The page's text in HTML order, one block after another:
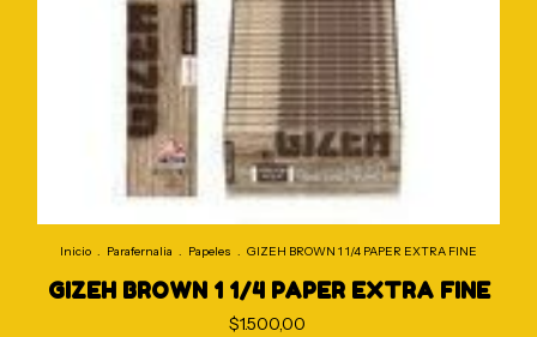
Inicio . Parafernalia . Papeles . GIZEH BROWN 1 1/4 PAPER EXTRA FINE
GIZEH BROWN 1 1/4 PAPER EXTRA FINE
$1.500,00